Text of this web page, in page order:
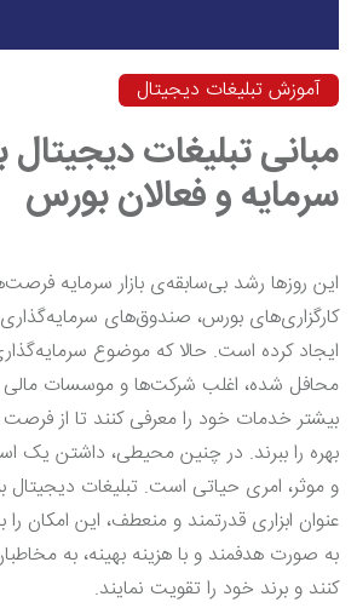
آموزش تبلیغات دیجیتال
مبانی تبلیغات دیجیتال
سرمایه و فعالان بورس
این روزها رشد بی‌سابقه‌ی بازار سرمایه
کارگزاری‌های بورس، صندوق‌های
ایجاد کرده است. حالا که موضوع
محافل شده، اغلب شرکت‌ها و موسسات
بیشتر خدمات خود را معرفی کنند تا از
بهره را ببرند. در چنین محیطی، داشتن یک
و موثر، امری حیاتی است. تبلیغات دیجیتال
عنوان ابزاری قدرتمند و منعطف، این امکان
به صورت هدفمند و با هزینه بهینه، به
کنند و برند خود را تقویت نمایند.